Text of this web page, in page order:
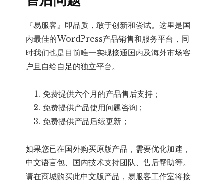
『易服客』即品质，敢于创新和尝试。这里是国
内最佳的WordPress产品销售和服务平台，同
时我们也是目前唯一实现接通国内及海外市场客
户且自给自足的独立平台。
免费提供六个月的产品售后支持；
免费提供产品使用问题咨询；
免费提供产品后续更新；
如果您已在国外购买原版产品，需要优化加速，
中文语言包、国内技术支持团队、售后帮助等。
请在商城购买此中文版产品，易服客工作室将接